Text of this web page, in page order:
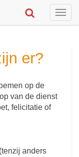
er?
op de
van de dienst
felicitatie of
anders